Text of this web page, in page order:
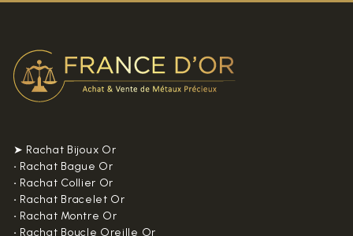
➤ Rachat Bijoux Or
• Rachat Bague Or
• Rachat Collier Or
• Rachat Bracelet Or
• Rachat Montre Or
• Rachat Boucle Oreille Or